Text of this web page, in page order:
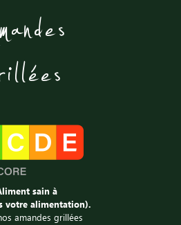
sain à
votre alimentation).
amandes grillées